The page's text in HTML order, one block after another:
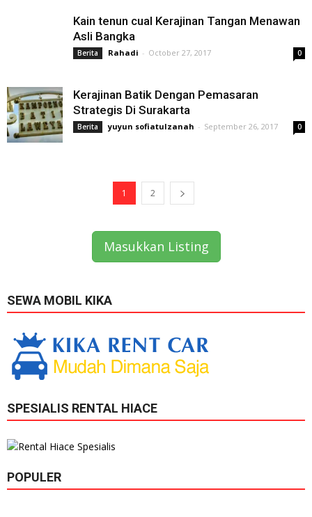
Kain tenun cual Kerajinan Tangan Menawan
Asli Bangka
Berita Rahadi - October 27, 2017 0
Kerajinan Batik Dengan Pemasaran
Strategis Di Surakarta
Berita yuyun sofiatulzanah - September 26, 2017 0
1 2
Masukkan Listing
SEWA MOBIL KIKA
SPESIALIS RENTAL HIACE
POPULER